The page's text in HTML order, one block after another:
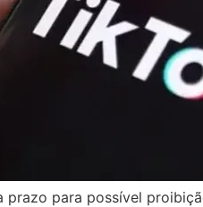
prazo para possível